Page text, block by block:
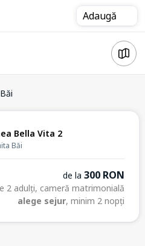
Adaugă
Bella Vita 2
Băi
de la 300 RON
2 adulți, cameră matrimonială
alege sejur, minim 2 nopți